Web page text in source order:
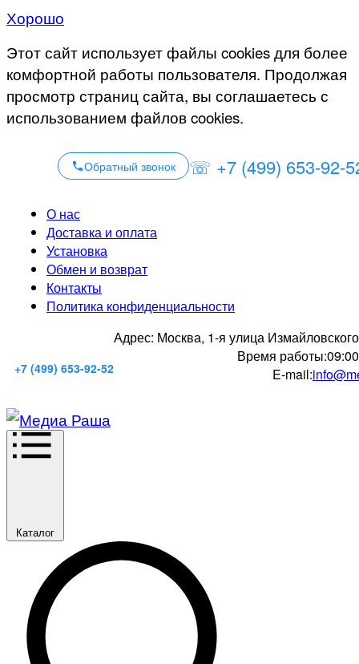
Хорошо
Этот сайт использует файлы cookies для более
комфортной работы пользователя. Продолжая
просмотр страниц сайта, вы соглашаетесь с
использованием файлов cookies.
Обратный звонок ☏ +7 (499) 653-92-
О нас
Доставка и оплата
Установка
Обмен и возврат
Контакты
Политика конфиденциальности
+7 (499) 653-92-52
Адрес: Москва, 1-я улица
Время работы:
E-mail:
Каталог